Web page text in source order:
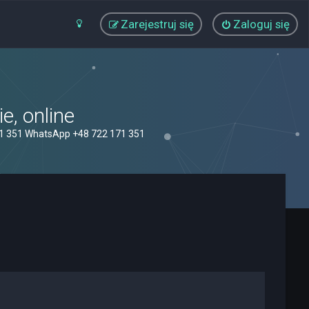
Zaloguj się
Zarejestruj się
online
351 WhatsApp +48 722 171 351